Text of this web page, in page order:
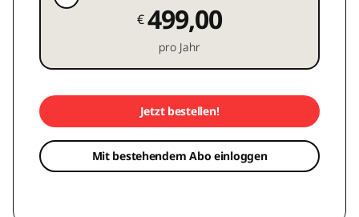
€499,00
pro Jahr
Jetzt bestellen!
Mit bestehendem Abo einloggen